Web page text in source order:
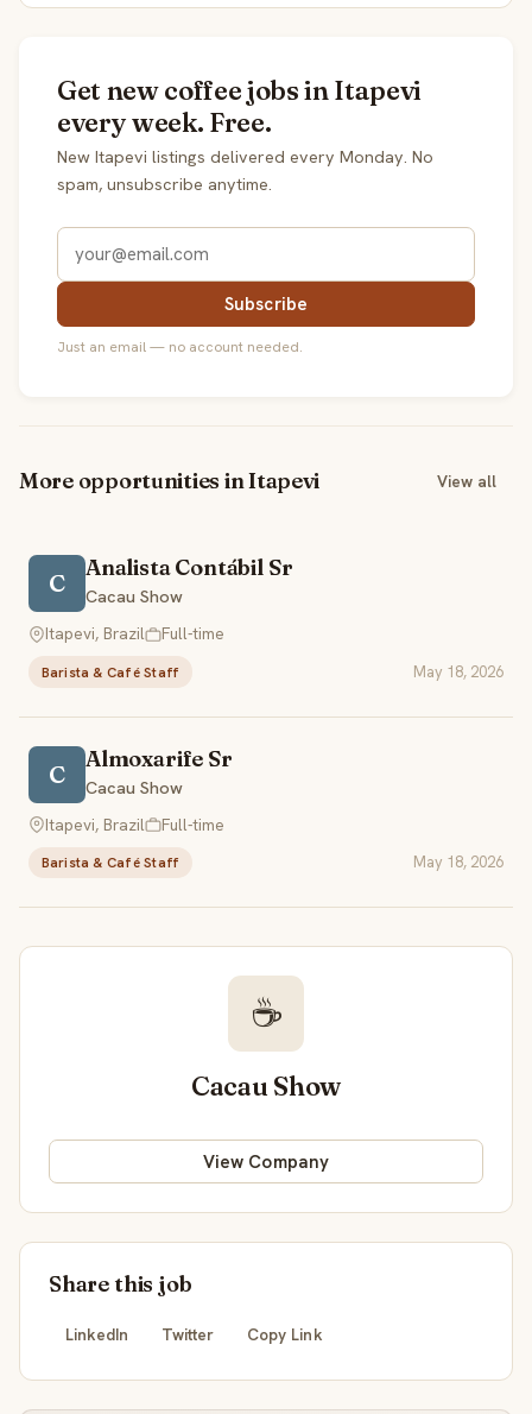
Get new coffee jobs in Itapevi
every week. Free.
New Itapevi listings delivered every Monday. No
spam, unsubscribe anytime.
Subscribe
Just an email — no account needed.
More opportunities in Itapevi View all
C
Analista Contábil Sr
Cacau Show
Itapevi, Brazil
Full-time
Barista & Café Staff May 18, 2026
C
Almoxarife Sr
Cacau Show
Itapevi, Brazil
Full-time
Barista & Café Staff May 18, 2026
☕
Cacau Show
View Company
Share this job
LinkedIn Twitter Copy Link